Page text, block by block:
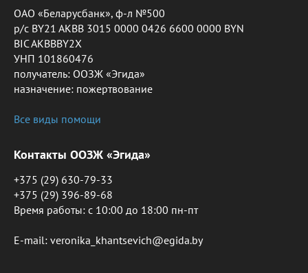
ОАО «Беларусбанк», ф-л №500
р/с BY21 AKBB 3015 0000 0426 6600 0000 BYN
BIC AKBBBY2X
УНП 101860476
получатель: ООЗЖ «Эгида»
назначение: пожертвование
Все виды помощи
Контакты ООЗЖ «Эгида»
+375 (29) 630-79-33
+375 (29) 396-89-68
Время работы: c 10:00 до 18:00 пн-пт
E-mail: veronika_khantsevich@egida.by